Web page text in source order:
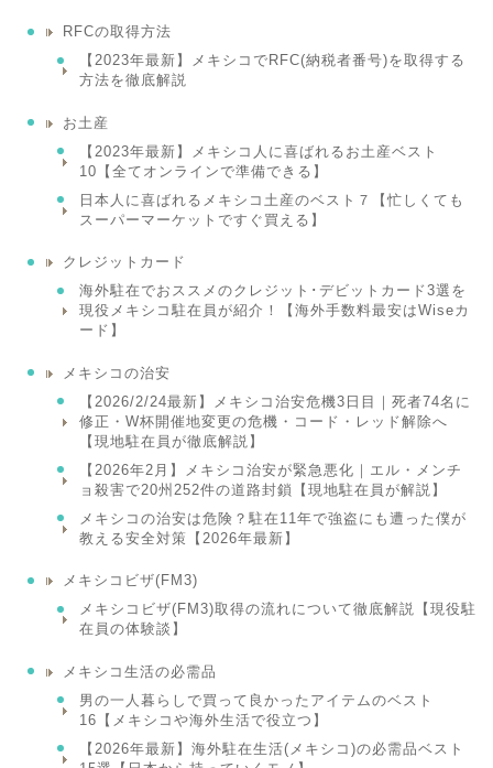
RFCの取得方法
【2023年最新】メキシコでRFC(納税者番号)を取得する
方法を徹底解説
お土産
【2023年最新】メキシコ人に喜ばれるお土産ベスト
10【全てオンラインで準備できる】
日本人に喜ばれるメキシコ土産のベスト７【忙しくても
スーパーマーケットですぐ買える】
クレジットカード
海外駐在でおススメのクレジット･デビットカード3選を
現役メキシコ駐在員が紹介！【海外手数料最安はWiseカ
ード】
メキシコの治安
【2026/2/24最新】メキシコ治安危機3日目｜死者74名に
修正・W杯開催地変更の危機・コード・レッド解除へ
【現地駐在員が徹底解説】
【2026年2月】メキシコ治安が緊急悪化｜エル・メンチ
ョ殺害で20州252件の道路封鎖【現地駐在員が解説】
メキシコの治安は危険？駐在11年で強盗にも遭った僕が
教える安全対策【2026年最新】
メキシコビザ(FM3)
メキシコビザ(FM3)取得の流れについて徹底解説【現役駐
在員の体験談】
メキシコ生活の必需品
男の一人暮らしで買って良かったアイテムのベスト
16【メキシコや海外生活で役立つ】
【2026年最新】海外駐在生活(メキシコ)の必需品ベスト